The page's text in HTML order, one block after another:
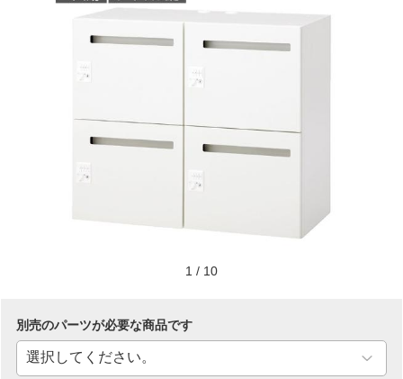
1 / 10
別売のパーツが必要な商品です